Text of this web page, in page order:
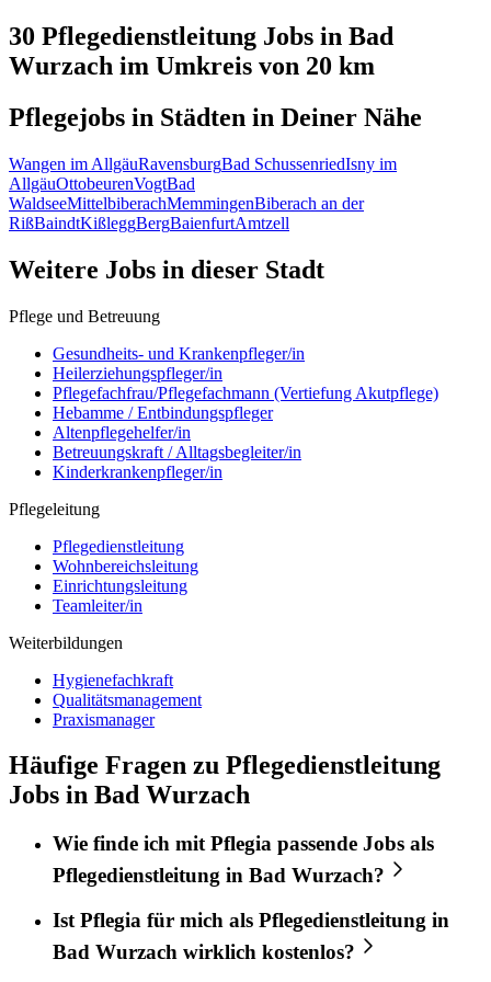
30 Pflegedienstleitung Jobs in Bad
Wurzach im Umkreis von 20 km
Pflegejobs in Städten in Deiner Nähe
Wangen im AllgäuRavensburgBad SchussenriedIsny im
AllgäuOttobeurenVogtBad
WaldseeMittelbiberachMemmingenBiberach an der
RißBaindtKißleggBergBaienfurtAmtzell
Weitere Jobs in dieser Stadt
Pflege und Betreuung
Gesundheits- und Krankenpfleger/in
Heilerziehungspfleger/in
Pflegefachfrau/Pflegefachmann (Vertiefung Akutpflege)
Hebamme / Entbindungspfleger
Altenpflegehelfer/in
Betreuungskraft / Alltagsbegleiter/in
Kinderkrankenpfleger/in
Pflegeleitung
Pflegedienstleitung
Wohnbereichsleitung
Einrichtungsleitung
Teamleiter/in
Weiterbildungen
Hygienefachkraft
Qualitätsmanagement
Praxismanager
Häufige Fragen zu Pflegedienstleitung
Jobs in Bad Wurzach
Wie finde ich mitPflegia passende Jobs als
Pflegedienstleitung in Bad Wurzach?
Ist Pflegia für mich als Pflegedienstleitung in
Bad Wurzach wirklich kostenlos?